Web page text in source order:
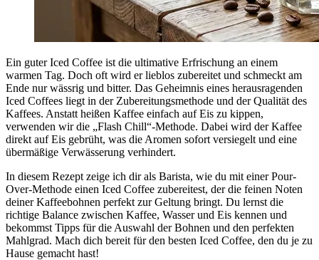
Ein guter Iced Coffee ist die ultimative Erfrischung an einem
warmen Tag. Doch oft wird er lieblos zubereitet und schmeckt am
Ende nur wässrig und bitter. Das Geheimnis eines herausragenden
Iced Coffees liegt in der Zubereitungsmethode und der Qualität des
Kaffees. Anstatt heißen Kaffee einfach auf Eis zu kippen,
verwenden wir die „Flash Chill“-Methode. Dabei wird der Kaffee
direkt auf Eis gebrüht, was die Aromen sofort versiegelt und eine
übermäßige Verwässerung verhindert.
In diesem Rezept zeige ich dir als Barista, wie du mit einer Pour-
Over-Methode einen Iced Coffee zubereitest, der die feinen Noten
deiner Kaffeebohnen perfekt zur Geltung bringt. Du lernst die
richtige Balance zwischen Kaffee, Wasser und Eis kennen und
bekommst Tipps für die Auswahl der Bohnen und den perfekten
Mahlgrad. Mach dich bereit für den besten Iced Coffee, den du je zu
Hause gemacht hast!